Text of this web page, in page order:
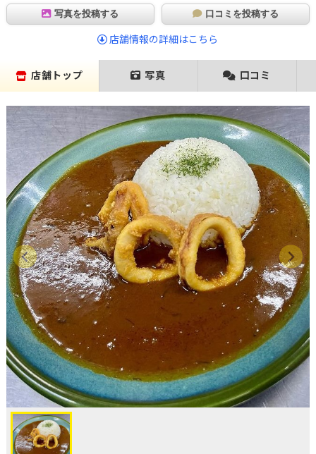
写真を投稿する 口コミを投稿する
店舗情報の詳細はこちら
店舗トップ 写真 口コミ